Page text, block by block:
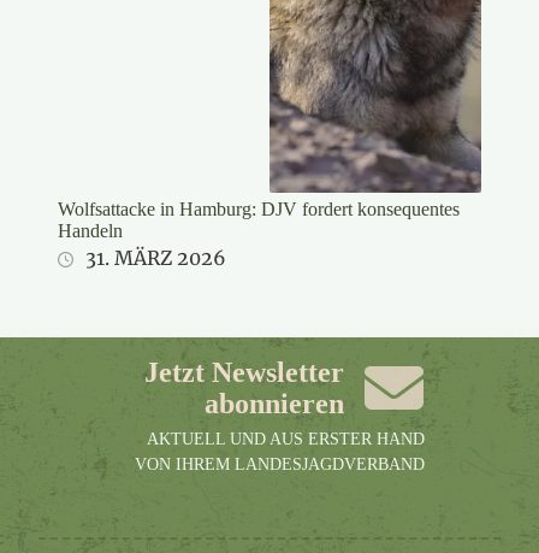
Wolfsattacke in Hamburg: DJV fordert konsequentes
Handeln
31. MÄRZ 2026
Jetzt Newsletter
abonnieren
AKTUELL UND AUS ERSTER HAND
VON IHREM LANDESJAGDVERBAND